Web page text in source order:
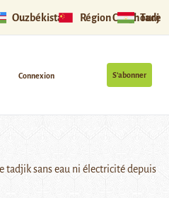
Ouzbékistan Région Ouïghoure
S’abonner
Connexion
tadjik sans eau ni électricité depuis